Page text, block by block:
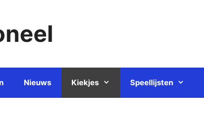
Nieuws Kiekjes Speellijsten